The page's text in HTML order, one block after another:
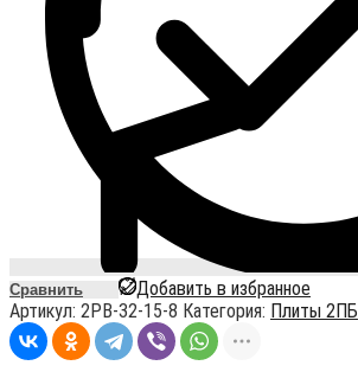
Сравнить
Добавить в избранное
Артикул: 2PB-32-15-8 Категория: Плиты 2ПБ